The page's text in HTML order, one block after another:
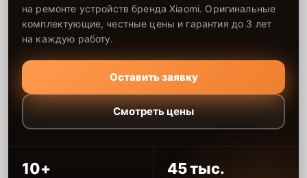
на ремонте устройств бренда Xiaomi. Оригинальные
комплектующие, честные цены и гарантия до 3 лет
на каждую работу.
Оставить заявку
Смотреть цены
10+ 45 тыс.